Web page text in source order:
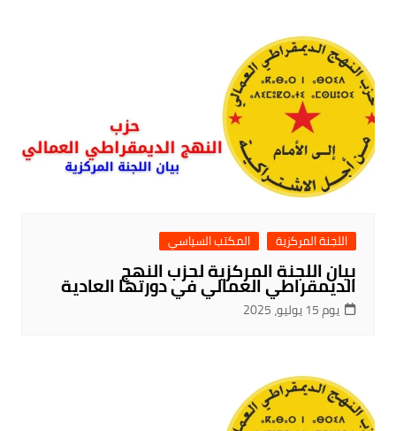
اللجنة المركزية المكتب السياسي
بيان اللجنة المركزية لحزب النهج
الديمقراطي العمالي في دورتها العادية
يوم 15 يوليو، 2025